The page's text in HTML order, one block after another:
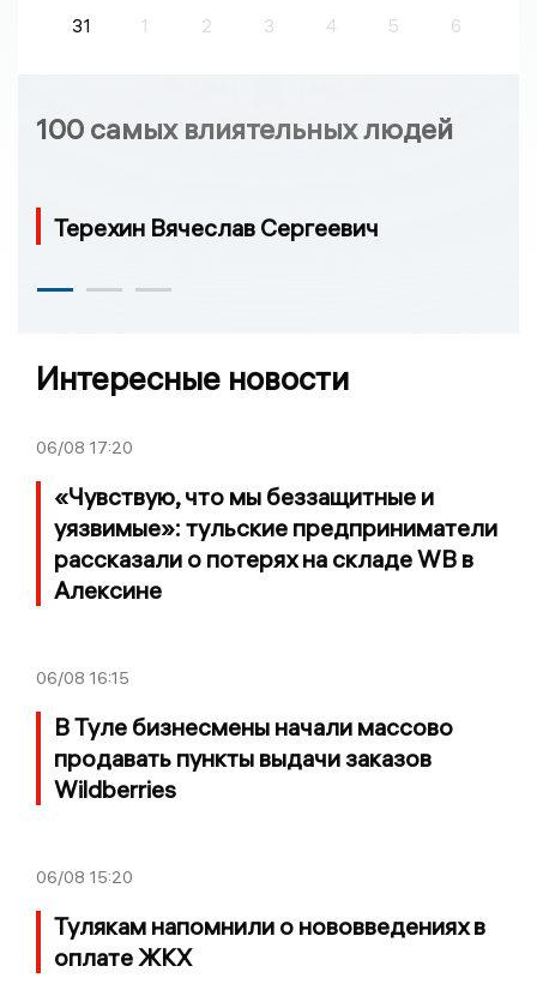
31
1 2 3 4 5 6
100 самых влиятельных людей
Терехин Вячеслав Сергеевич
Интересные новости
06/08 17:20
«Чувствую, что мы беззащитные и
уязвимые»: тульские предприниматели
рассказали о потерях на складе WB в
Алексине
06/08 16:15
В Туле бизнесмены начали массово
продавать пункты выдачи заказов
Wildberries
06/08 15:20
Тулякам напомнили о нововведениях в
оплате ЖКХ